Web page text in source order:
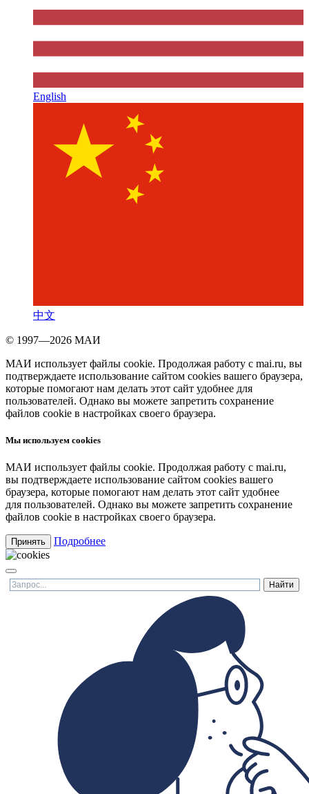
English
中文
© 1997—2026 МАИ
МАИ использует файлы cookie. Продолжая работу с mai.ru, вы
подтверждаете использование сайтом cookies вашего браузера,
которые помогают нам делать этот сайт удобнее для
пользователей. Однако вы можете запретить сохранение
файлов cookie в настройках своего браузера.
Мы используем cookies
МАИ использует файлы cookie. Продолжая работу с mai.ru,
вы подтверждаете использование сайтом cookies вашего
браузера, которые помогают нам делать этот сайт удобнее
для пользователей. Однако вы можете запретить сохранение
файлов cookie в настройках своего браузера.
Принять Подробнее